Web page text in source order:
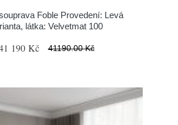
Foble Provedení: Levá
látka: Velvetmat 100
190 Kč 41190.00 Kč